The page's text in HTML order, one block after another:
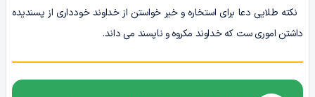
نکته طلایی دعا برای استخاره و خیر خواستن از خداوند خودداری از پسندیده
داشتن اموری ست که خداوند مکروه و ناپسند می داند.